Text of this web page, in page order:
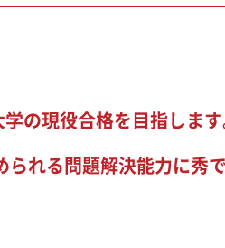
の現役合格を目指しま
れる問題解決能力に秀